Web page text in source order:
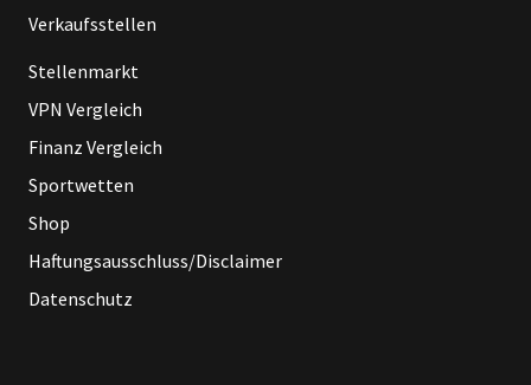
Verkaufsstellen
Stellenmarkt
VPN Vergleich
Finanz Vergleich
Sportwetten
Shop
Haftungsausschluss/Disclaimer
Datenschutz